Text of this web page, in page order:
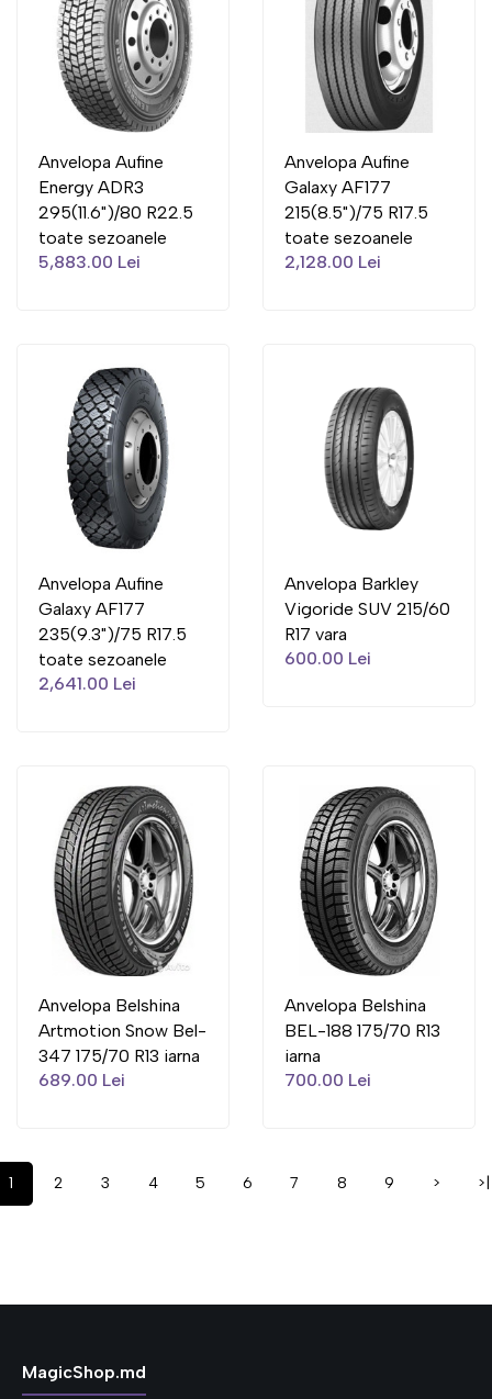
Anvelopa Aufine
Energy ADR3
295(11.6")/80 R22.5
toate sezoanele
5,883.00 Lei
Anvelopa Aufine
Galaxy AF177
215(8.5")/75 R17.5
toate sezoanele
2,128.00 Lei
Anvelopa Aufine
Galaxy AF177
235(9.3")/75 R17.5
toate sezoanele
2,641.00 Lei
Anvelopa Barkley
Vigoride SUV 215/60
R17 vara
600.00 Lei
Anvelopa Belshina
Artmotion Snow Bel-
347 175/70 R13 iarna
689.00 Lei
Anvelopa Belshina
BEL-188 175/70 R13
iarna
700.00 Lei
1 2 3 4 5 6 7 8 9 > >|
MagicShop.md